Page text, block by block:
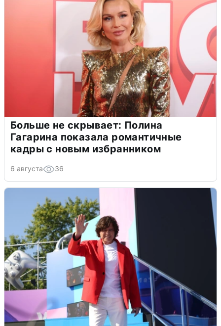
Больше не скрывает: Полина
Гагарина показала романтичные
кадры с новым избранником
6 августа 36